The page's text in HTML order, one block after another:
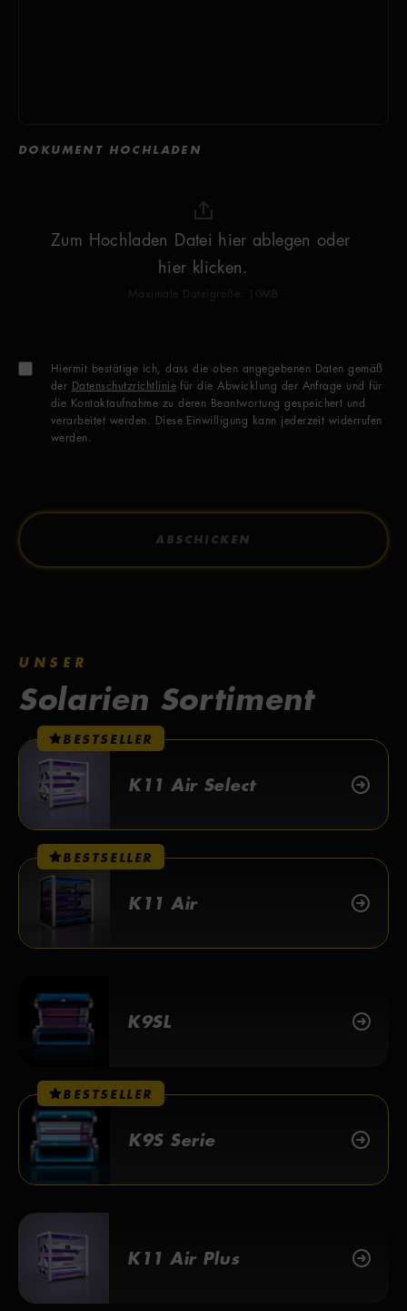
DOKUMENT HOCHLADEN
Zum Hochladen Datei hier ablegen oder
hier klicken.
Maximale Dateigröße: 10MB
Hiermit bestätige ich, dass die oben angegebenen Daten gemäß
der Datenschutzrichtliniefür die Abwicklung der Anfrage und für
die Kontaktaufnahme zu deren Beantwortung gespeichert und
verarbeitet werden. Diese Einwilligung kann jederzeit widerrufen
werden.
ABSCHICKEN
UNSER
Solarien Sortiment
BESTSELLER
K11 Air Select
BESTSELLER
K11 Air
K9SL
BESTSELLER
K9S Serie
K11 Air Plus